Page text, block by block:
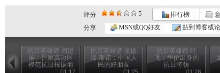
评分 5 排行榜
分享
MSN或QQ好友 贴到博客或
抗日英雄谱 周建
屏：晋察冀边区
模范抗日根据地
的创建人
抗日英雄谱 埃德
加·斯诺：中国人
民的好朋友
抗日英雄谱 叶
飞：华侨出身的
抗日将领